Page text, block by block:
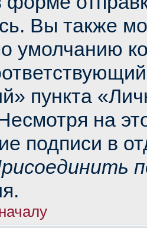
Вы также
умолчанию
пункта
на
подписи в